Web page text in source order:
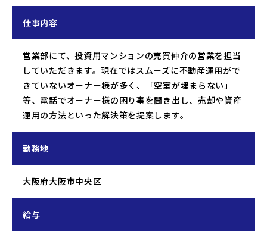
仕事内容
営業部にて、投資用マンションの売買仲介の営業を担当
していただきます。現在ではスムーズに不動産運用がで
きていないオーナー様が多く、「空室が埋まらない」
等、電話でオーナー様の困り事を聞き出し、売却や資産
運用の方法といった解決策を提案します。
勤務地
大阪府大阪市中央区
給与